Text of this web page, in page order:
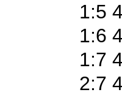
1:5
1:6
1:7
2:7